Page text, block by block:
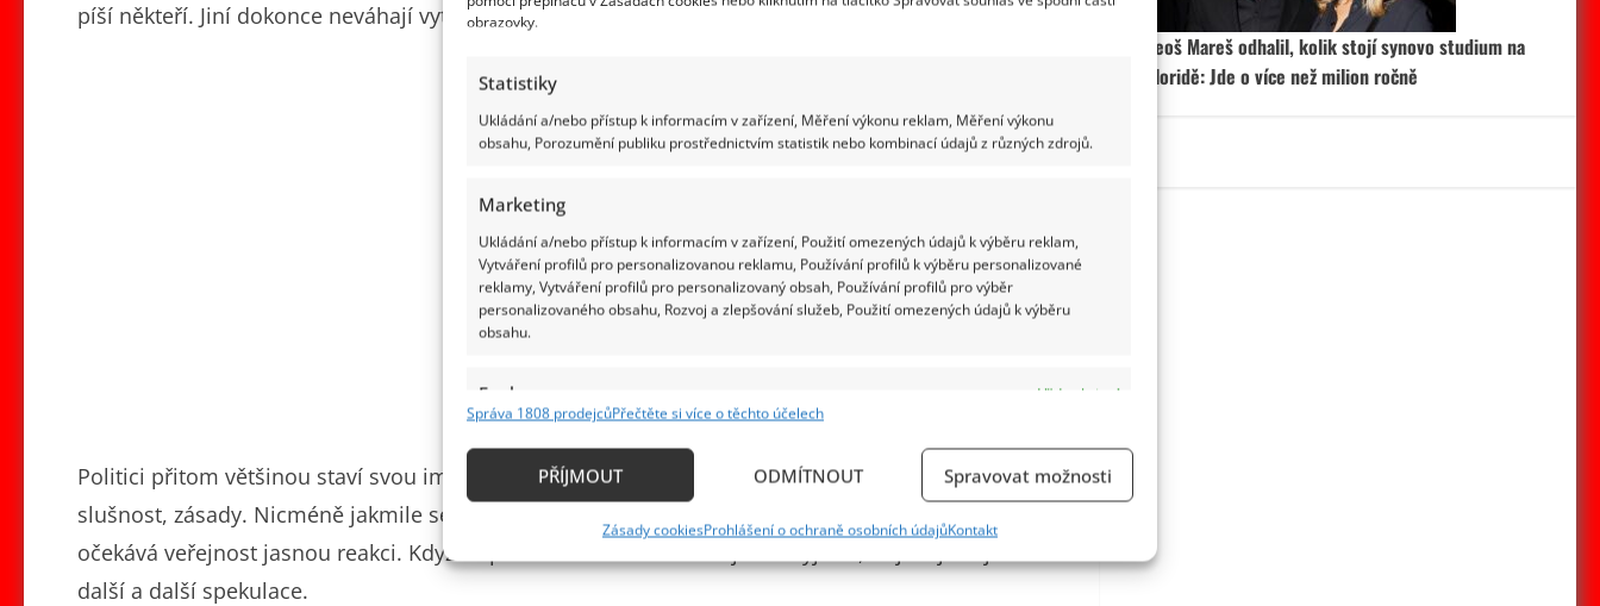
obrazovky.
Statistiky
Ukládání a/nebo přístup k informacím v zařízení, Měření výkonu reklam, Měření výkonu
obsahu, Porozumění publiku prostřednictvím statistik nebo kombinací údajů z různých zdrojů.
Marketing
Ukládání a/nebo přístup k informacím v zařízení, Použití omezených údajů k výběru reklam,
Vytváření profilů pro personalizovanou reklamu, Používání profilů k výběru personalizované
reklamy, Vytváření profilů pro personalizovaný obsah, Používání profilů pro výběr
personalizovaného obsahu, Rozvoj a zlepšování služeb, Použití omezených údajů k výběru
obsahu.
Funkce
Vždy aktivní
Identifikace zařízení na základě automaticky přenášených informací.
základě aktivně požadovaných informací.
Správa 1808 prodejcůPřečtěte si více o těchto účelech
PŘÍJMOUT ODMÍTNOUT Spravovat možnosti
Zásady cookiesProhlášení o ochraně osobních údajůKontakt
píší někteří. Jiní dokonce neváhají vytáhnout slova o pokrytectví.
Politici přitom většinou staví svou image na morálních hodnotách, jako je tradiční rodina,
slušnost, zásady. Nicméně jakmile se objeví něco, co takový zdánlivě idylický obraz narušuje,
očekává veřejnost jasnou reakci. Když se politik k samotné věci nijak nevyjádří, objevují se jen
další a další spekulace.
Leoš Mareš odhalil, kolik stojí synovo studium na
Floridě: Jde o více než milion ročně